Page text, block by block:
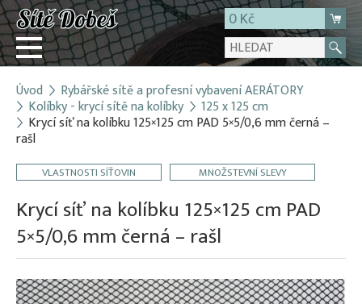
0 Kč
Přihlásit
Registrace
O firmě
Kontakt
Úvod Rybářské sítě a profesní vybavení AERÁTORY
Kolíbky - krycí sítě na kolíbky 125 x 125 cm
Krycí síť na kolíbku 125×125 cm PAD 5×5/0,6 mm černá –
rašl
VLASTNOSTI SÍŤOVIN MNOŽSTEVNÍ SLEVY
Krycí síť na kolíbku 125×125 cm PAD
5×5/0,6 mm černá – rašl